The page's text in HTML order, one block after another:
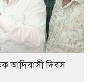
আদিবাসী দিবস